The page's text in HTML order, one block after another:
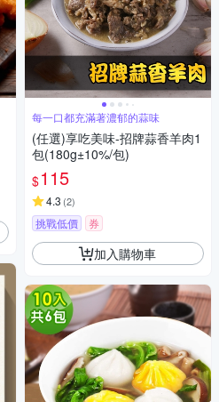
每一口都充滿著濃郁的蒜味
(任選)享吃美味-招牌蒜香羊肉1
包(180g±10%/包)
$115
4.3 (2)
挑戰低價 券
加入購物車